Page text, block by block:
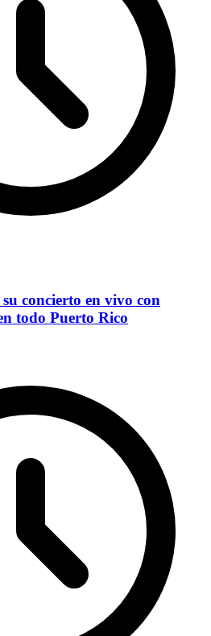
concierto en vivo con
todo Puerto Rico